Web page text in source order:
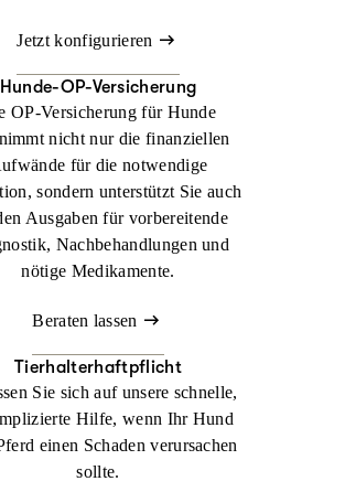
Jetzt konfigurieren
Hunde-OP-Versicherung
OP-Versicherung für Hunde
nicht nur die finanziellen
für die notwendige
sondern unterstützt Sie auch
Ausgaben für vorbereitende
Nachbehandlungen und
nötige Medikamente.
Beraten lassen
Tierhalterhaftpflicht
Sie sich auf unsere schnelle,
Hilfe, wenn Ihr Hund
einen Schaden verursachen
sollte.